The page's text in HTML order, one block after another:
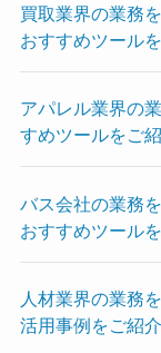
買取業界の業務
おすすめツール
アパレル業界の
すめツールをご紹
バス会社の業務
おすすめツール
人材業界の業務
活用事例をご紹介